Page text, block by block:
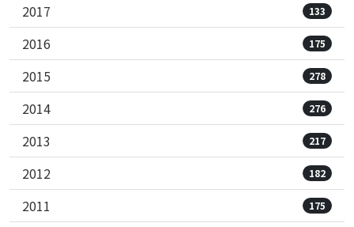
2017 133
2016 175
2015 278
2014 276
2013 217
2012 182
2011 175